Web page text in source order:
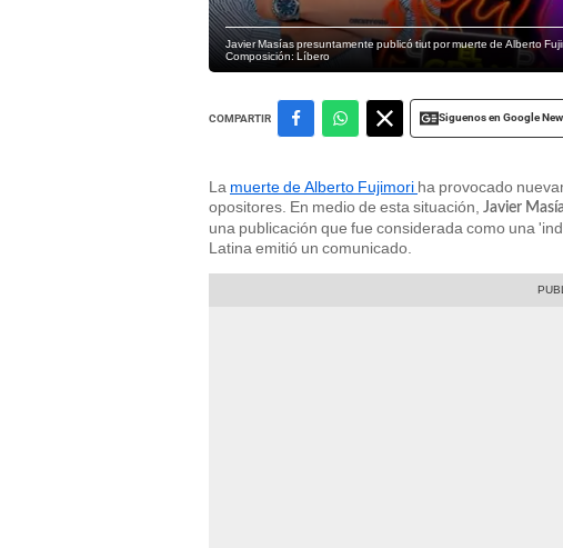
Javier Masías presuntamente publicó tiut por muerte de Alberto
Composición: Líbero
COMPARTIR Siguenos en Google
La muerte de Alberto Fujimori ha provocado
opositores. En medio de esta situación, Javier
una publicación que fue considerada como una
Latina emitió un comunicado.